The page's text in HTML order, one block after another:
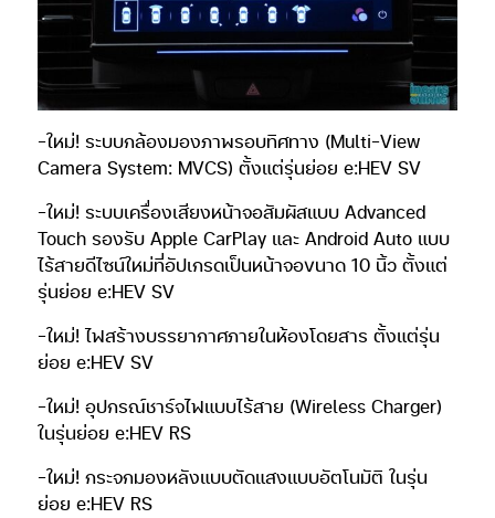
-ใหม่! ระบบกล้องมองภาพรอบทิศทาง (Multi-View
Camera System: MVCS) ตั้งแต่รุ่นย่อย e:HEV SV
-ใหม่! ระบบเครื่องเสียงหน้าจอสัมผัสแบบ Advanced
Touch รองรับ Apple CarPlay และ Android Auto แบบ
ไร้สายดีไซน์ใหม่ที่อัปเกรดเป็นหน้าจอขนาด 10 นิ้ว ตั้งแต่
รุ่นย่อย e:HEV SV
-ใหม่! ไฟสร้างบรรยากาศภายในห้องโดยสาร ตั้งแต่รุ่น
ย่อย e:HEV SV
-ใหม่! อุปกรณ์ชาร์จไฟแบบไร้สาย (Wireless Charger)
ในรุ่นย่อย e:HEV RS
-ใหม่! กระจกมองหลังแบบตัดแสงแบบอัตโนมัติ ในรุ่น
ย่อย e:HEV RS